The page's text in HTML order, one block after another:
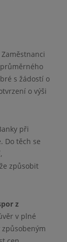
Zaměstnanci
s žádostí o
o výši
při
Do těch se
způsobit
z
v plné